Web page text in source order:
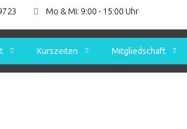
Mo & Mi: 9:00 - 15:00 Uhr
Kurszeiten Mitgliedschaft